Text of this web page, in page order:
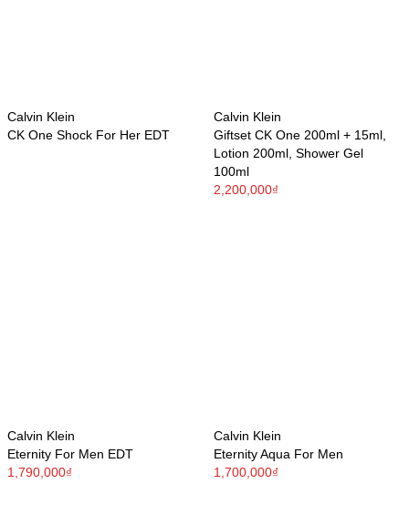
Calvin Klein
CK One Shock For Her EDT
Calvin Klein
Giftset CK One 200ml + 15ml,
Lotion 200ml, Shower Gel
100ml
2,200,000₫
Calvin Klein
Eternity For Men EDT
1,790,000₫
Calvin Klein
Eternity Aqua For Men
1,700,000₫